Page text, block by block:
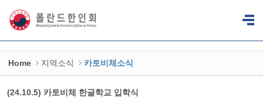
Home 지역소식 카토비체소식
(24.10.5) 카토비체 한글학교 입학식